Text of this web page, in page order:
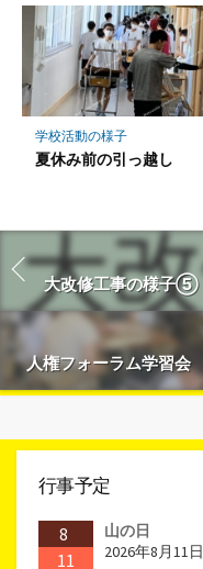
学校活動の様子
夏休み前の引っ越し
大改修工事の様子⑤
人権フォーラム学習会
行事予定
8
11
山の日
2026年8月11日